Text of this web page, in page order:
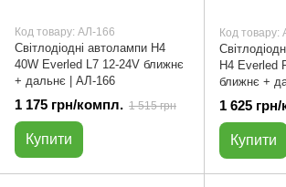
Код товару: АЛ-166
Світлодіодні автолампи H4
40W Everled L7 12-24V ближнє
+ дальнє | АЛ-166
1 175 грн/компл. 1 515 грн
Купити
Код товару:
H4 Everled
ближнє +
1 625
Купити